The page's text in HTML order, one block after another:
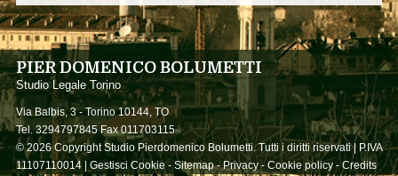
PIER DOMENICO BOLUMETTI
Studio Legale Torino
Via Balbis, 3 -Torino 10144, TO
Tel.3294797845Fax011703115
© 2026 Copyright Studio Pierdomenico Bolumetti. Tutti i diritti riservati | P.IVA
11107110014 | Gestisci Cookie- Sitemap-Privacy-Cookie policy-Credits